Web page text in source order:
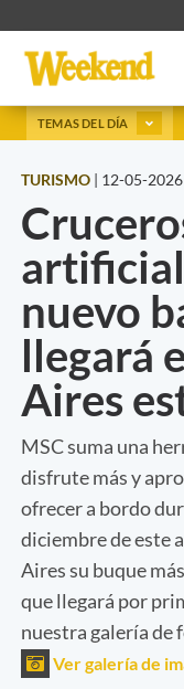
TEMAS DEL DÍA
TURISMO | 12-05-
nuevo
llegará
Aires
MSC suma una
disfrute más y
ofrecer a bordo
diciembre de este
Aires su buque
que llegará por
nuestra galería de
Ver galería de